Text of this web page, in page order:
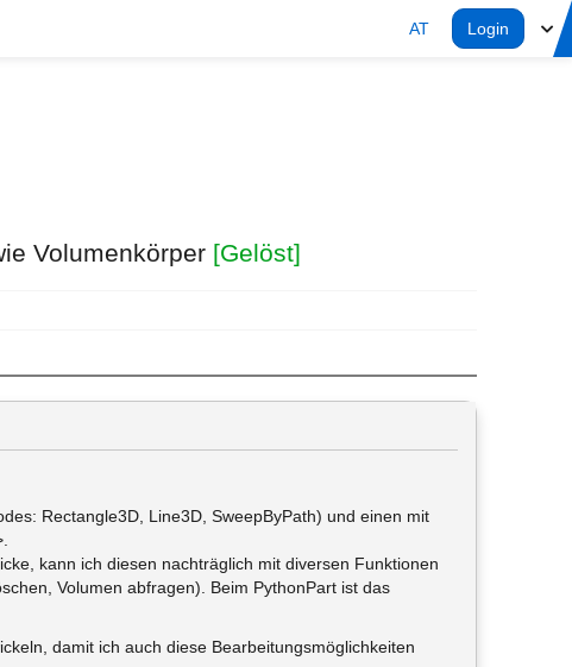
AT Login
Volumenkörper [Gelöst]
Rectangle3D, Line3D, SweepByPath) und einen mit
kann ich diesen nachträglich mit diversen Funktionen
Volumen abfragen). Beim PythonPart ist das
damit ich auch diese Bearbeitungsmöglichkeiten